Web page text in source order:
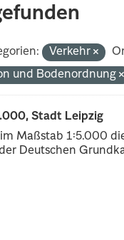
Verkehr
und Bodenordnung
Stadt Leipzig
Maßstab 1:5.000
Deutschen